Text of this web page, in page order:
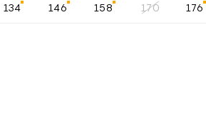
134 146 158 170 176